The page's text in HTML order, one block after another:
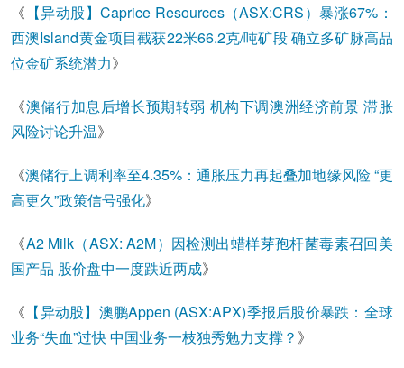
《 【异动股】Caprice Resources（ASX:CRS）暴涨67%：
西澳Island黄金项目截获22米66.2克/吨矿段 确立多矿脉高品
位金矿系统潜力》
《澳储行加息后增长预期转弱 机构下调澳洲经济前景 滞胀
风险讨论升温》
《澳储行上调利率至4.35%：通胀压力再起叠加地缘风险 “更
高更久”政策信号强化》
《A2 Milk（ASX: A2M）因检测出蜡样芽孢杆菌毒素召回美
国产品 股价盘中一度跌近两成》
《 【异动股】澳鹏Appen (ASX:APX)季报后股价暴跌：全球
业务“失血”过快 中国业务一枝独秀勉力支撑？ 》